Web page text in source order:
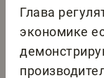
Глава
экономике